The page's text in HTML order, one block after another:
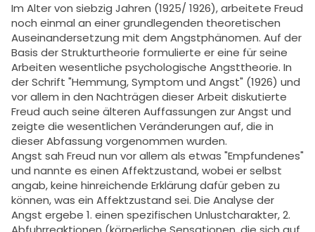
Im Alter von siebzig Jahren (1925/ 1926), arbeitete Freud
noch einmal an einer grundlegenden theoretischen
Auseinandersetzung mit dem Angstphänomen. Auf der
Basis der Strukturtheorie formulierte er eine für seine
Arbeiten wesentliche psychologische Angsttheorie. In
der Schrift "Hemmung, Symptom und Angst" (1926) und
vor allem in den Nachträgen dieser Arbeit diskutierte
Freud auch seine älteren Auffassungen zur Angst und
zeigte die wesentlichen Veränderungen auf, die in
dieser Abfassung vorgenommen wurden.
Angst sah Freud nun vor allem als etwas "Empfundenes"
und nannte es einen Affektzustand, wobei er selbst
angab, keine hinreichende Erklärung dafür geben zu
können, was ein Affektzustand sei. Die Analyse der
Angst ergebe 1. einen spezifischen Unlustcharakter, 2.